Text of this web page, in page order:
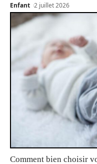
Enfant 2 juillet 2026
Comment bien choisir